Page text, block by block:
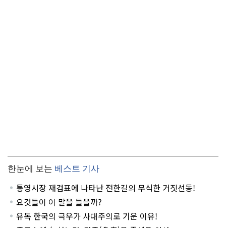
한눈에 보는 베스트 기사
통영시장 재검표에 나타난 전한길의 무식한 거짓선동!
요것들이 이 말을 들을까?
유독 한국의 극우가 사대주의로 기운 이유!